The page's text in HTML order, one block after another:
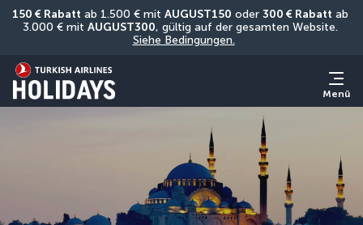
150 € Rabatt ab 1.500 € mit AUGUST150 oder 300 € Rabatt ab
3.000 € mit AUGUST300
Siehe Bedingungen.
Menü